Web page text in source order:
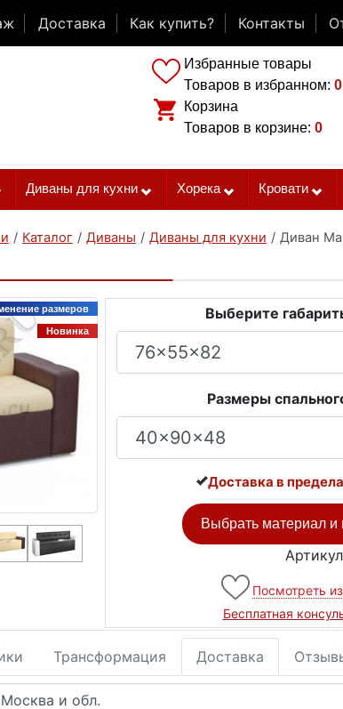
Доставка Как купить? Контакты
Избранные товары
Товаров в избранном: 0
Корзина
Товаров в корзине: 0
Диваны для кухни Хорека Кровати
/ Каталог / Диваны / Диваны для кухни / Диван
размеров
Новинка
Выберите
Размеры
Доставка в
Выбрать материал и
Посмотреть
Бесплатная
Трансформация Доставка